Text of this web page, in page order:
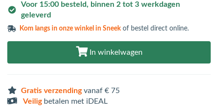
Voor 15:00 besteld, binnen 2 tot 3 werkdagen
geleverd
Kom langs inonze winkel in Sneekof bestel direct online.
In winkelwagen
Gratis verzendingvanaf € 75
Veiligbetalen met iDEAL